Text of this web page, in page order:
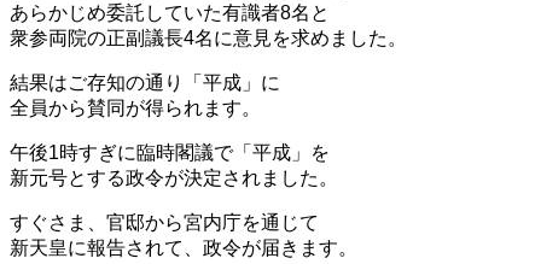
あらかじめ委託していた有識者8名と
衆参両院の正副議長4名に意見を求めました。
結果はご存知の通り「平成」に
全員から賛同が得られます。
午後1時すぎに臨時閣議で「平成」を
新元号とする政令が決定されました。
すぐさま、官邸から宮内庁を通じて
新天皇に報告されて、政令が届きます。